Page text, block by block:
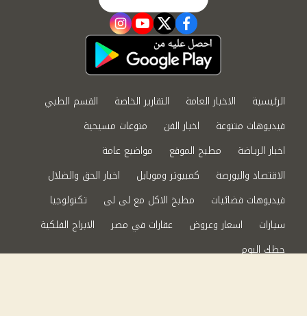
facebook
twitter
youtube
instagram
الرئيسية الاخبار العامة التقارير الخاصة
القسم الطبي
فيديوهات متنوعة
اخبار الفن
منوعات مسيحية
اخبار الرياضة
مطبخ الموقع
مواضيع عامة
الاقتصاد والبورصة
كمبيوتر وموبايل
اخبار الحق والضلال
فيديوهات فضائيات
مطبخ الاكل مع لى لى
تكنولوجيا
سيارات
اسعار وعروض عقارات في مصر
الابراج الفلكية
حظك اليوم